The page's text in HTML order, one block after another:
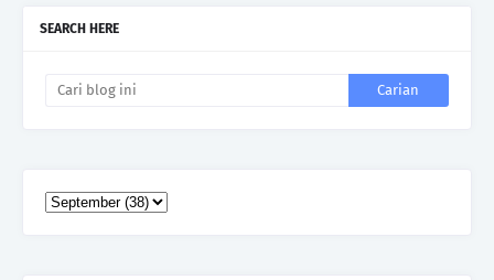
SEARCH HERE